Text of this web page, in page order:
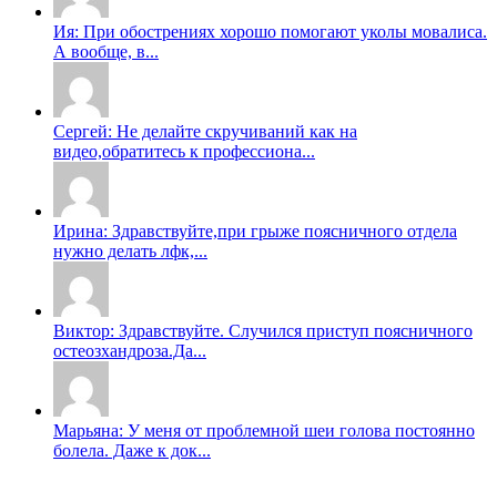
Ия: При обострениях хорошо помогают уколы мовалиса.
А вообще, в...
Сергей: Не делайте скручиваний как на
видео,обратитесь к профессиона...
Ирина: Здравствуйте,при грыже поясничного отдела
нужно делать лфк,...
Виктор: Здравствуйте. Случился приступ поясничного
остеозхандроза.Да...
Марьяна: У меня от проблемной шеи голова постоянно
болела. Даже к док...